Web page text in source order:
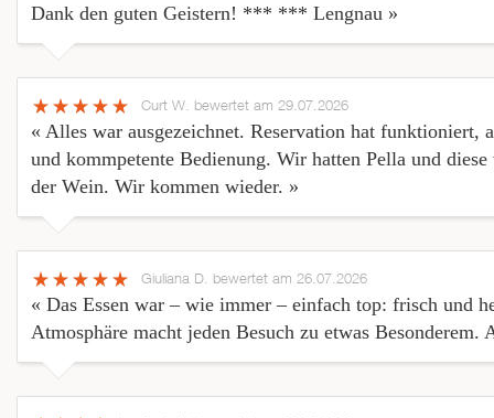
Dank den guten Geistern! *** *** Lengnau »
Curt W. bewertet am 29.07.2026
« Alles war ausgezeichnet. Reservation hat funktioniert,
und kommpetente Bedienung. Wir hatten Pella und
der Wein. Wir kommen wieder. »
Giuliana D. bewertet am 26.07.2026
« Das Essen war – wie immer – einfach top: frisch und
Atmosphäre macht jeden Besuch zu etwas Besonderem.